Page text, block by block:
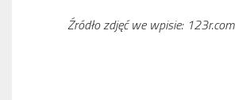
Źródło zdjęć we wpisie: 123r.com